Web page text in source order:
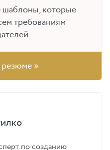
которые
требованиям
резюме »
по созданию